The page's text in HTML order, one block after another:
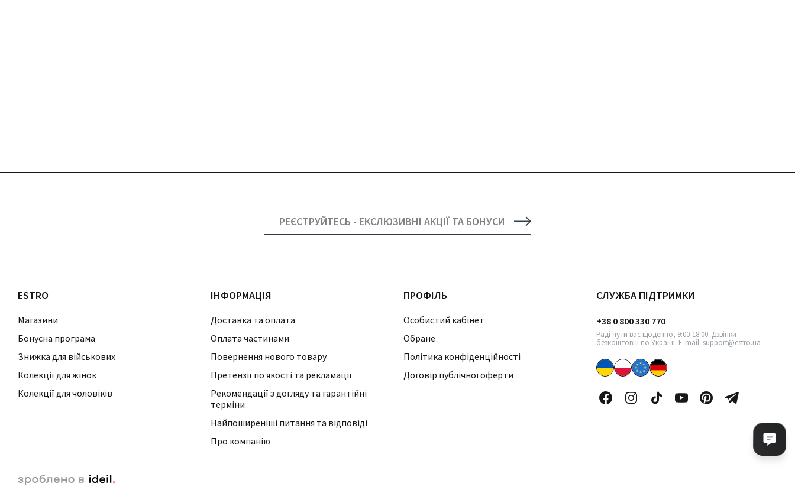
РЕЄСТРУЙТЕСЬ - ЕКСЛЮЗИВНІ АКЦІЇ ТА БОНУСИ
ESTRO
Магазини
Бонусна програма
Знижка для військових
Колекції для жінок
Колекції для чоловіків
ІНФОРМАЦІЯ
Доставка та оплата
Оплата частинами
Повернення нового товару
Претензії по якості та рекламації
Рекомендації з догляду та гарантійні
терміни
Найпоширеніші питання та відповіді
Про компанію
ПРОФІЛЬ
Особистий кабінет
Обране
Політика конфіденційності
Договір публічної оферти
СЛУЖБА ПІДТРИМКИ
+38 0 800 330 770
Раді чути вас щоденно, 9:00-18:00. Дзвінки
безкоштовні по Україні. E-mail: support@estro.ua